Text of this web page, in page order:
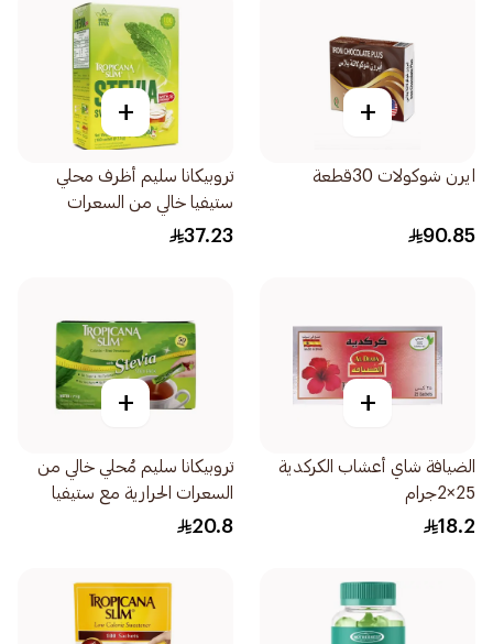
+
ايرن شوكولات 30قطعة
90.85
+
تروبيكانا سليم أظرف محلي
ستيفيا خالي من السعرات
100×2.5جرام
37.23
+
الضيافة شاي أعشاب الكركدية
25×2جرام
18.2
+
تروبيكانا سليم مُحلي خالي من
السعرات الحرارية مع ستيفيا
50قطعة
20.8